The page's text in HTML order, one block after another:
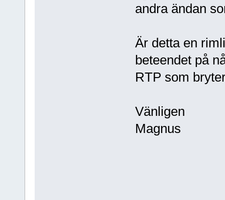
andra ändan
Är detta en
beteendet på
RTP som
Vänligen
Magnus